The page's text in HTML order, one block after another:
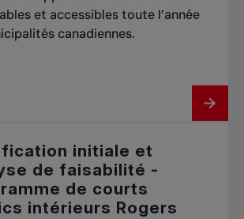
et accessibles toute l’année
canadiennes.
initiale et
de faisabilité -
de courts
intérieurs Rogers